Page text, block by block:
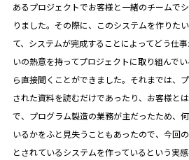
あるプロジェクトでお客様と一緒のチームで
りました。その際に、このシステムを作りた
て、システムが完成することによってどう仕
いの熱意を持ってプロジェクトに取り組んで
ら直接聞くことができました。それまでは、
された資料を読むだけであったり、お客様と
で、プログラム製造の業務が主だったため、
いるかをふと見失うこともあったので、今回
とされているシステムを作っているという実